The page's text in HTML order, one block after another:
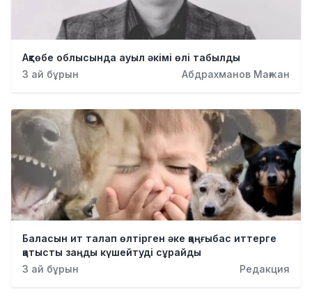
Ақтөбе облысында ауыл әкімі өлі табылды
3 ай бұрын
Абдрахманов Мағжан
Баласын ит талап өлтірген әке қаңғыбас иттерге
қатысты заңды күшейтуді сұрайды
3 ай бұрын
Редакция